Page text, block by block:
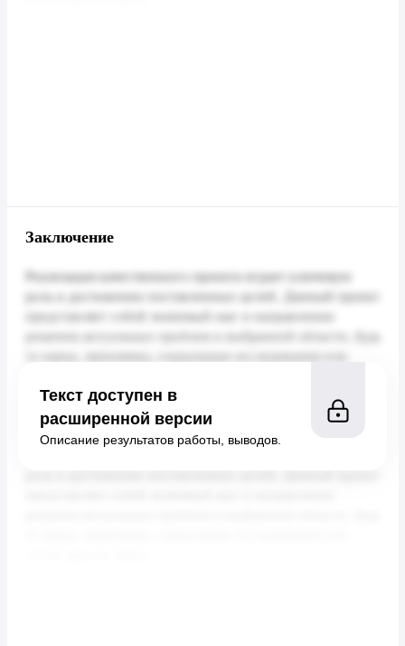
Заключение
Текст доступен в
расширенной версии
Описание результатов работы, выводов.